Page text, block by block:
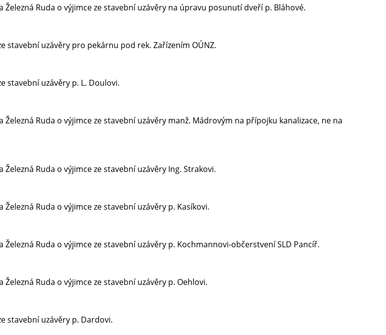
Železná Ruda o výjimce ze stavební uzávěry na úpravu posunutí dveří p. Bláhové.
stavební uzávěry pro pekárnu pod rek. Zařízením OÚNZ.
stavební uzávěry p. L. Doulovi.
Železná Ruda o výjimce ze stavební uzávěry manž. Mádrovým na přípojku kanalizace, ne na
Železná Ruda o výjimce ze stavební uzávěry Ing. Strakovi.
Železná Ruda o výjimce ze stavební uzávěry p. Kasíkovi.
Železná Ruda o výjimce ze stavební uzávěry p. Kochmannovi-občerstvení SLD Pancíř.
Železná Ruda o výjimce ze stavební uzávěry p. Oehlovi.
stavební uzávěry p. Dardovi.